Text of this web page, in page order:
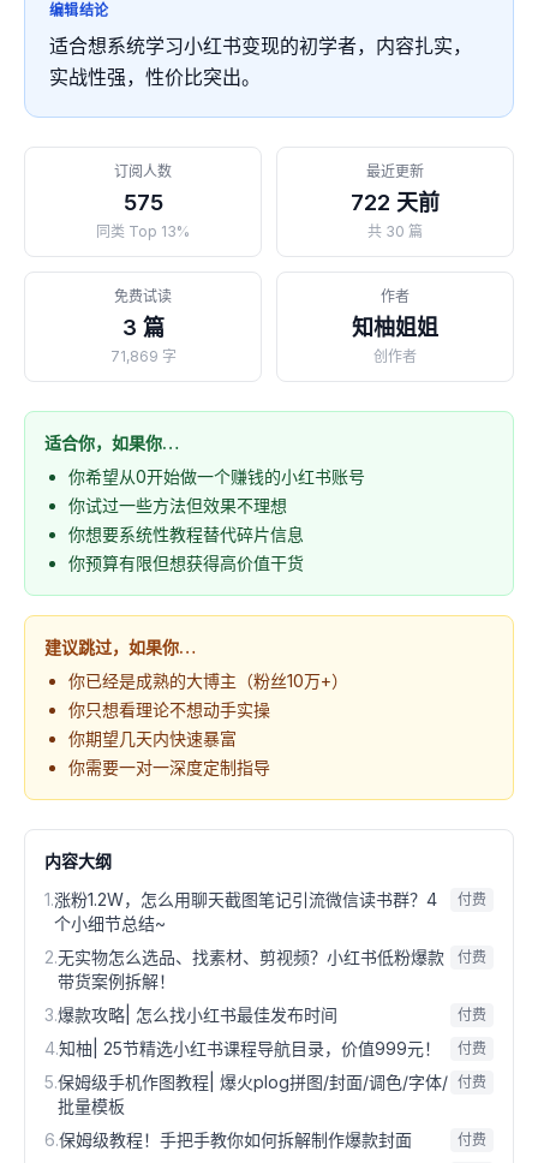
编辑结论
适合想系统学习小红书变现的初学者，内容扎实，
实战性强，性价比突出。
订阅人数
575
同类 Top 13%
最近更新
722 天前
共 30 篇
免费试读
3 篇
71,869 字
作者
知柚姐姐
创作者
适合你，如果你…
你希望从0开始做一个赚钱的小红书账号
你试过一些方法但效果不理想
你想要系统性教程替代碎片信息
你预算有限但想获得高价值干货
建议跳过，如果你…
你已经是成熟的大博主（粉丝10万+）
你只想看理论不想动手实操
你期望几天内快速暴富
你需要一对一深度定制指导
内容大纲
1.涨粉1.2W，怎么用聊天截图笔记引流微信读书群？4
个小细节总结~
付费
2.无实物怎么选品、找素材、剪视频？小红书低粉爆款
带货案例拆解！
付费
3.爆款攻略| 怎么找小红书最佳发布时间 付费
4.知柚| 25节精选小红书课程导航目录，价值999元！ 付费
5.保姆级手机作图教程| 爆火plog拼图/封面/调色/字体/
批量模板
付费
6.保姆级教程！手把手教你如何拆解制作爆款封面 付费